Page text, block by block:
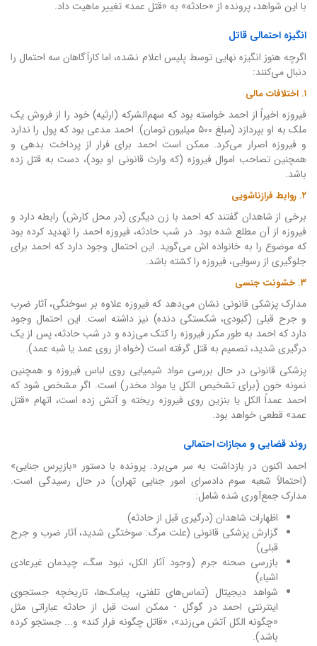
با این شواهد، پرونده از «حادثه» به «قتل عمد» تغییر ماهیت داد.
انگیزه احتمالی قاتل
اگرچه هنوز انگیزه نهایی توسط پلیس اعلام نشده، اما کارآگاهان سه احتمال را
دنبال می‌کنند:
۱. اختلافات مالی
فیروزه اخیراً از احمد خواسته بود که سهم‌الشرکه (ارثیه) خود را از فروش یک
ملک به او بپردازد (مبلغ ۵۰۰ میلیون تومان). احمد مدعی بود که پول را ندارد
و فیروزه اصرار می‌کرد. ممکن است احمد برای فرار از پرداخت بدهی و
همچنین تصاحب اموال فیروزه (که وارث قانونی او بود)، دست به قتل زده
باشد.
۲. روابط فرازناشویی
برخی از شاهدان گفتند که احمد با زن دیگری (در محل کارش) رابطه دارد و
فیروزه از آن مطلع شده بود. در شب حادثه، فیروزه احمد را تهدید کرده بود
که موضوع را به خانواده اش می‌گوید. این احتمال وجود دارد که احمد برای
جلوگیری از رسوایی، فیروزه را کشته باشد.
۳. خشونت جنسی
مدارک پزشکی قانونی نشان می‌دهد که فیروزه علاوه بر سوختگی، آثار ضرب
و جرح قبلی (کبودی، شکستگی دنده) نیز داشته است. این احتمال وجود
دارد که احمد به طور مکرر فیروزه را کتک می‌زده و در شب حادثه، پس از یک
درگیری شدید، تصمیم به قتل گرفته است (خواه از روی عمد یا شبه عمد).
پزشکی قانونی در حال بررسی مواد شیمیایی روی لباس فیروزه و همچنین
نمونه خون (برای تشخیص الکل یا مواد مخدر) است. اگر مشخص شود که
احمد عمداً الکل یا بنزین روی فیروزه ریخته و آتش زده است، اتهام «قتل
عمد» قطعی خواهد بود.
روند قضایی و مجازات احتمالی
احمد اکنون در بازداشت به سر می‌برد. پرونده با دستور «بازپرس جنایی»
(احتمالاً شعبه سوم دادسرای امور جنایی تهران) در حال رسیدگی است.
مدارک جمع‌آوری شده شامل:
اظهارات شاهدان (درگیری قبل از حادثه)
گزارش پزشکی قانونی (علت مرگ: سوختگی شدید، آثار ضرب و جرح
قبلی)
بازرسی صحنه جرم (وجود آثار الکل، نبود سگ، چیدمان غیرعادی
اشیاء)
شواهد دیجیتال (تماس‌های تلفنی، پیامک‌ها، تاریخچه جستجوی
اینترنتی احمد در گوگل - ممکن است قبل از حادثه عباراتی مثل
«چگونه الکل آتش می‌زند»، «قاتل چگونه فرار کند» و... جستجو کرده
باشد).